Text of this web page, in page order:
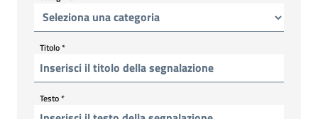
Titolo*
Testo*